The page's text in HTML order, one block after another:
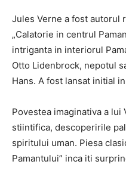
Jules Verne a fost autorul
„Calatorie in centrul
intriganta in interiorul
Otto Lidenbrock, nepotul
Hans. A fost lansat initial
Povestea imaginativa a
stiintifica, descoperirile
spiritului uman. Piesa
Pamantului” inca iti